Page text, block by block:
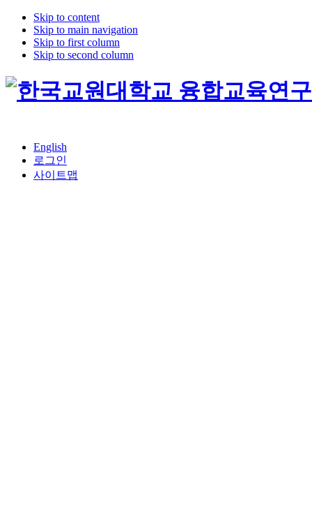
Skip to content
Skip to main navigation
Skip to first column
Skip to second column
English
로그인
사이트맵